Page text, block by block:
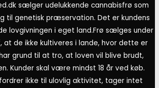
sælger udelukkende cannabisfrø som
til genetisk præservation. Det er kundens
lovgivningen i eget land.Frø sælges under
de ikke kultiveres i lande, hvor dette er
grund til at tro, at loven vil blive brudt,
Kunder skal være mindst 18 år ved køb.
ikke til ulovlig aktivitet, tager intet